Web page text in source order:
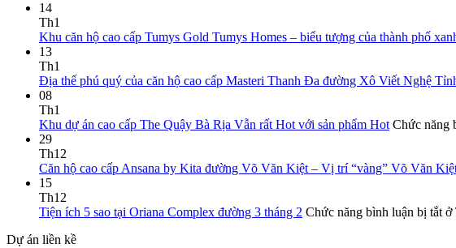
14
Th1
Khu căn hộ cao cấp Tumys Gold Tumys Homes – biểu tượng của thành phố
13
Th1
Địa thế phú quý của căn hộ cao cấp Masteri Thanh Đa đường Xô Viết Nghệ
08
Th1
Khu dự án cao cấp The Quậy Bà Rịa Vẫn rất Hot với sản phẩm Hot Chức năng
29
Th12
Căn hộ cao cấp Ansana by Kita đường Võ Văn Kiệt – Vị trí “vàng” Võ Văn
15
Th12
Tiện ích 5 sao tại Oriana Complex đường 3 tháng 2 Chức năng bình luận bị tắtở
Dự án liền kề